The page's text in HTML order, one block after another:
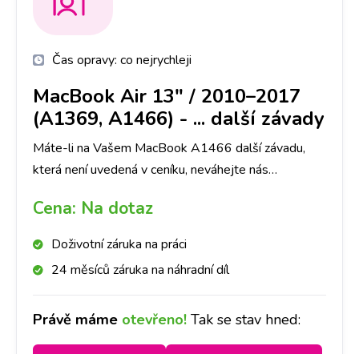
Čas opravy: co nejrychleji
MacBook Air 13" / 2010–2017
(A1369, A1466) - ... další závady
Máte-li na Vašem MacBook A1466 další závadu,
která není uvedená v ceníku, neváhejte nás
Cena: Na dotaz
Doživotní záruka na práci
24 měsíců záruka na náhradní díl
Právě máme otevřeno! Tak se stav hned: